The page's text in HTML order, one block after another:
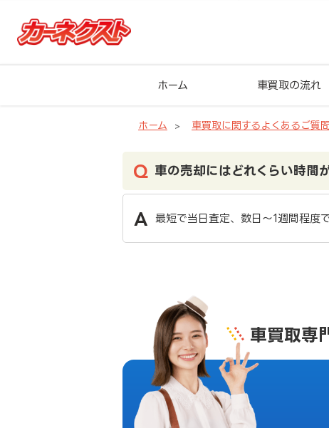
ホーム 車買取の流れ
ホーム 車買取に関するよくあるご質問
車の売却にはどれくらい時間
最短で当日査定、数日〜1週間程度
車買取専